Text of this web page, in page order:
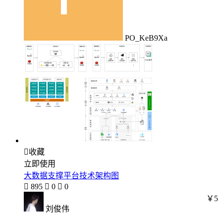
PO_KeB9Xa
收藏
立即使用
大数据支撑平台技术架构图
 895  0  0
刘俊伟
￥5